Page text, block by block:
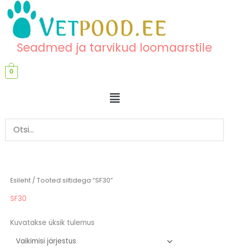
content
content
Seadmed ja tarvikud loomaarstile
0
Menu
Esileht / Tooted siltidega “SF30”
SF30
Kuvatakse üksik tulemus